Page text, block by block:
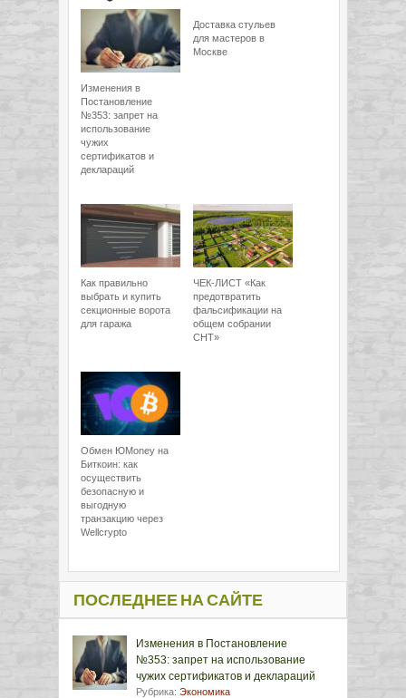
Изменения в
Постановление
№353: запрет на
использование
чужих
сертификатов и
деклараций
Доставка стульев
для мастеров в
Москве
Как правильно
выбрать и купить
секционные ворота
для гаража
ЧЕК-ЛИСТ «Как
предотвратить
фальсификации на
общем собрании
СНТ»
Обмен ЮMoney на
Биткоин: как
осуществить
безопасную и
выгодную
транзакцию через
Wellcrypto
ПОСЛЕДНЕЕ НА САЙТЕ
Изменения в Постановление
№353: запрет на использование
чужих сертификатов и деклараций
Рубрика: Экономика